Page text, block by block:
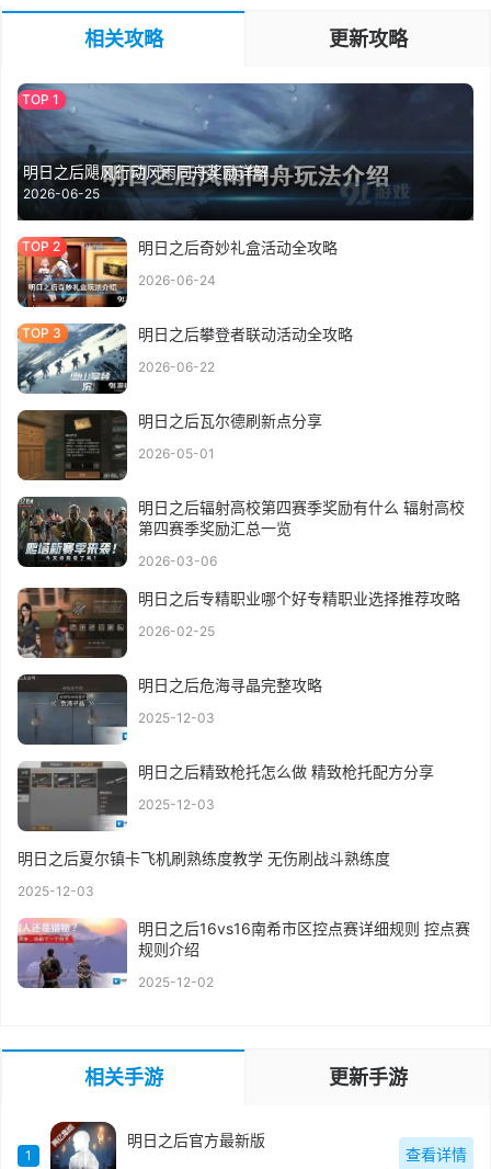
相关攻略 更新攻略
明日之后飓风行动风雨同舟奖励详解
2026-06-25
明日之后奇妙礼盒活动全攻略
2026-06-24
明日之后攀登者联动活动全攻略
2026-06-22
明日之后瓦尔德刷新点分享
2026-05-01
明日之后辐射高校第四赛季奖励有什么 辐射高校
第四赛季奖励汇总一览
2026-03-06
明日之后专精职业哪个好专精职业选择推荐攻略
2026-02-25
明日之后危海寻晶完整攻略
2025-12-03
明日之后精致枪托怎么做 精致枪托配方分享
2025-12-03
明日之后夏尔镇卡飞机刷熟练度教学 无伤刷战斗熟练度
2025-12-03
明日之后16vs16南希市区控点赛详细规则 控点赛
规则介绍
2025-12-02
相关手游 更新手游
1
明日之后官方最新版
查看详情